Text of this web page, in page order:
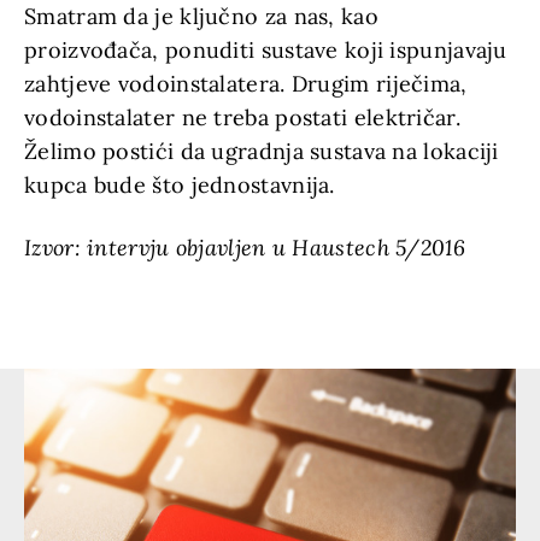
Smatram da je ključno za nas, kao
proizvođača, ponuditi sustave koji ispunjavaju
zahtjeve vodoinstalatera. Drugim riječima,
vodoinstalater ne treba postati električar.
Želimo postići da ugradnja sustava na lokaciji
kupca bude što jednostavnija.
Izvor: intervju objavljen u Haustech 5/2016